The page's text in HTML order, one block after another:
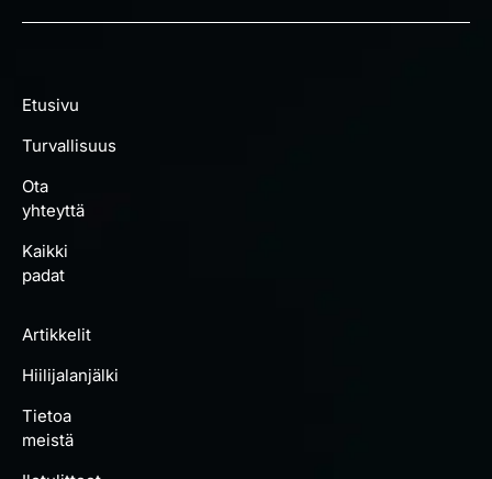
Etusivu
Turvallisuus
Ota
yhteyttä
Kaikki
padat
Artikkelit
Hiilijalanjälki
Tietoa
meistä